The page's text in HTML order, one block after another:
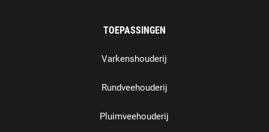
TOEPASSINGEN
Varkenshouderij
Rundveehouderij
Pluimveehouderij